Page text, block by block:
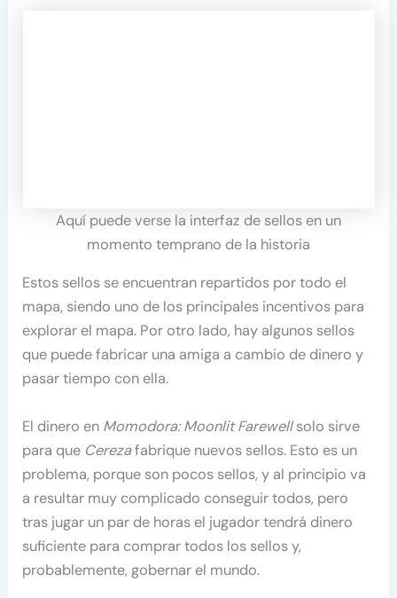
Aquí puede verse la interfaz de sellos en un
momento temprano de la historia
Estos sellos se encuentran repartidos por todo el
mapa, siendo uno de los principales incentivos para
explorar el mapa. Por otro lado, hay algunos sellos
que puede fabricar una amiga a cambio de dinero y
pasar tiempo con ella.
El dinero en Momodora: Moonlit Farewellsolo sirve
para que Cerezafabrique nuevos sellos. Esto es un
problema, porque son pocos sellos, y al principio va
a resultar muy complicado conseguir todos, pero
tras jugar un par de horas el jugador tendrá dinero
suficiente para comprar todos los sellos y,
probablemente, gobernar el mundo.